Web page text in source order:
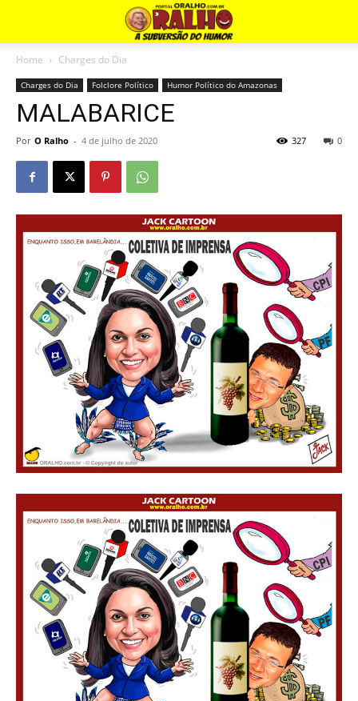
Home Charges do Dia
Charges do Dia Folclore Político Humor Político do Amazonas
MALABARICE
Por O Ralho - 4 de julho de 2020 0
327